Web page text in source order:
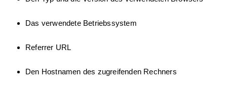
Das verwendete Betriebssystem
Referrer URL
Den Hostnamen des zugreifenden Rechners